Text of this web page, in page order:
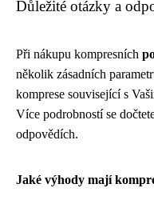
Důležité otázky a
Při nákupu kompresních
několik zásadních
komprese související s
Více podrobností se
odpovědích.
Jaké výhody mají